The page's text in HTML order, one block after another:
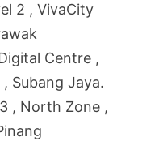
2 , VivaCity
Centre ,
Subang Jaya.
, North Zone ,